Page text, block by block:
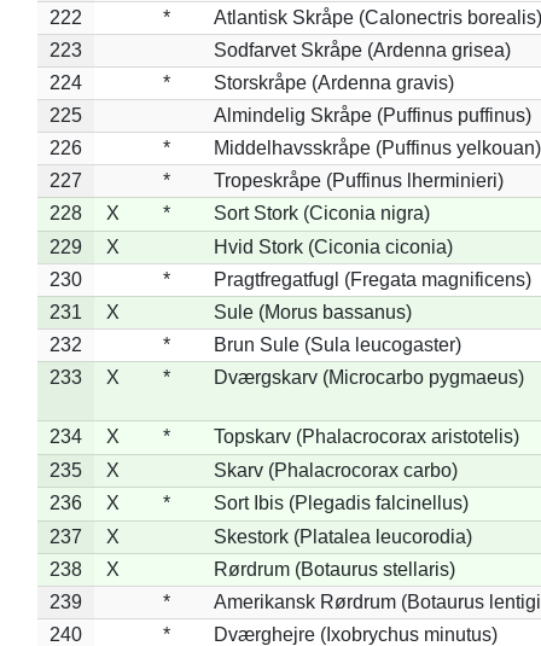
222 *
Atlantisk Skråpe (Calonectris borealis)
223
Sodfarvet Skråpe (Ardenna grisea)
224
*
Storskråpe (Ardenna gravis)
225
Almindelig Skråpe (Puffinus puffinus)
226
*
Middelhavsskråpe (Puffinus yelkouan)
227
*
Tropeskråpe (Puffinus lherminieri)
228
X *
Sort Stork (Ciconia nigra)
229
X
Hvid Stork (Ciconia ciconia)
230
*
Pragtfregatfugl (Fregata magnificens)
231
X
Sule (Morus bassanus)
232
*
Brun Sule (Sula leucogaster)
233
X * Dværgskarv (Microcarbo pygmaeus)
234 X *
Topskarv (Phalacrocorax aristotelis)
235
X
Skarv (Phalacrocorax carbo)
236
X *
Sort Ibis (Plegadis falcinellus)
237
X
Skestork (Platalea leucorodia)
238
X
Rørdrum (Botaurus stellaris)
239
*
Amerikansk Rørdrum (Botaurus
240
*
Dværghejre (Ixobrychus minutus)